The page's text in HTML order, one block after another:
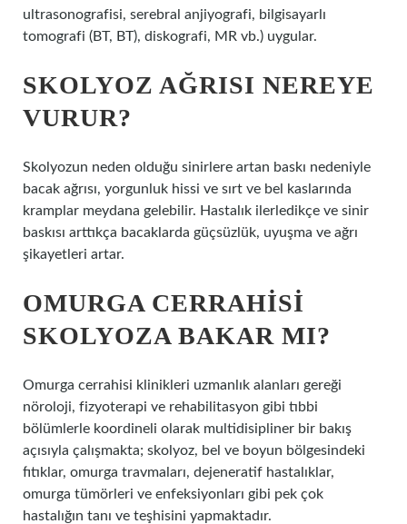
ultrasonografisi, serebral anjiyografi, bilgisayarlı
tomografi (BT, BT), diskografi, MR vb.) uygular.
SKOLYOZ AĞRISI NEREYE
VURUR?
Skolyozun neden olduğu sinirlere artan baskı nedeniyle
bacak ağrısı, yorgunluk hissi ve sırt ve bel kaslarında
kramplar meydana gelebilir. Hastalık ilerledikçe ve sinir
baskısı arttıkça bacaklarda güçsüzlük, uyuşma ve ağrı
şikayetleri artar.
OMURGA CERRAHISI
SKOLYOZA BAKAR MI?
Omurga cerrahisi klinikleri uzmanlık alanları gereği
nöroloji, fizyoterapi ve rehabilitasyon gibi tıbbi
bölümlerle koordineli olarak multidisipliner bir bakış
açısıyla çalışmakta; skolyoz, bel ve boyun bölgesindeki
fıtıklar, omurga travmaları, dejeneratif hastalıklar,
omurga tümörleri ve enfeksiyonları gibi pek çok
hastalığın tanı ve teşhisini yapmaktadır.